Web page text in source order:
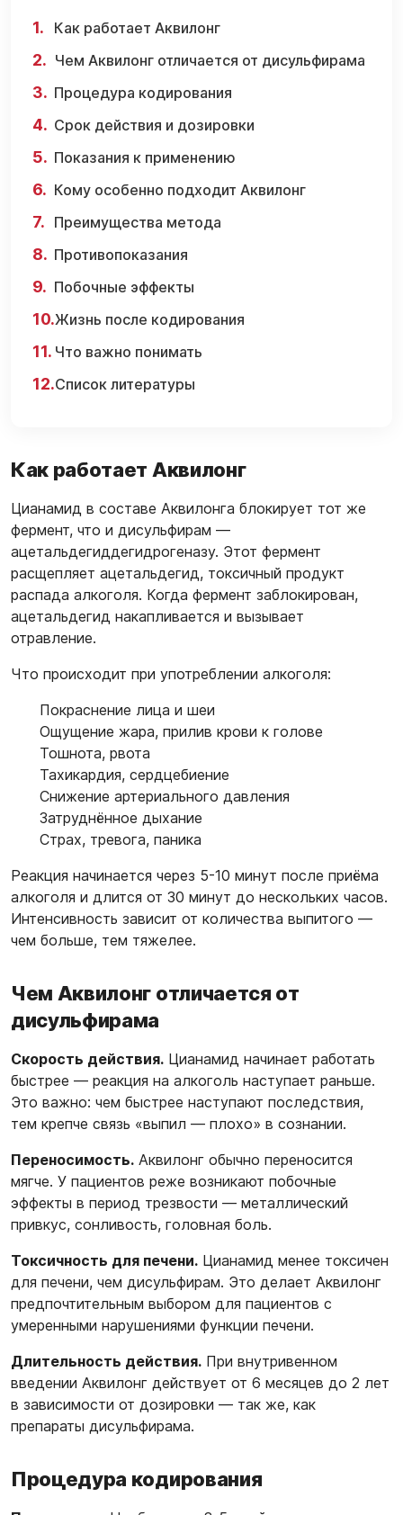
Как работает Аквилонг
Чем Аквилонг отличается от дисульфирама
Процедура кодирования
Срок действия и дозировки
Показания к применению
Кому особенно подходит Аквилонг
Преимущества метода
Противопоказания
Побочные эффекты
Жизнь после кодирования
Что важно понимать
Список литературы
Как работает Аквилонг
Цианамид в составе Аквилонга блокирует тот же
фермент, что и дисульфирам —
ацетальдегиддегидрогеназу. Этот фермент
расщепляет ацетальдегид, токсичный продукт
распада алкоголя. Когда фермент заблокирован,
ацетальдегид накапливается и вызывает
отравление.
Что происходит при употреблении алкоголя:
Покраснение лица и шеи
Ощущение жара, прилив крови к голове
Тошнота, рвота
Тахикардия, сердцебиение
Снижение артериального давления
Затруднённое дыхание
Страх, тревога, паника
Реакция начинается через 5-10 минут после приёма
алкоголя и длится от 30 минут до нескольких часов.
Интенсивность зависит от количества выпитого —
чем больше, тем тяжелее.
Чем Аквилонг отличается от
дисульфирама
Скорость действия. Цианамид начинает работать
быстрее — реакция на алкоголь наступает раньше.
Это важно: чем быстрее наступают последствия,
тем крепче связь «выпил — плохо» в сознании.
Переносимость. Аквилонг обычно переносится
мягче. У пациентов реже возникают побочные
эффекты в период трезвости — металлический
привкус, сонливость, головная боль.
Токсичность для печени. Цианамид менее токсичен
для печени, чем дисульфирам. Это делает Аквилонг
предпочтительным выбором для пациентов с
умеренными нарушениями функции печени.
Длительность действия. При внутривенном
введении Аквилонг действует от 6 месяцев до 2 лет
в зависимости от дозировки — так же, как
препараты дисульфирама.
Процедура кодирования